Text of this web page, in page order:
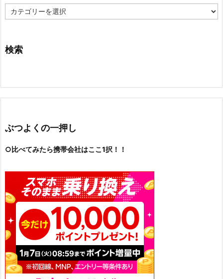
テ
ー
検索
ぶつよくの一押し
○比べてみたら携帯会社はここ1択！！